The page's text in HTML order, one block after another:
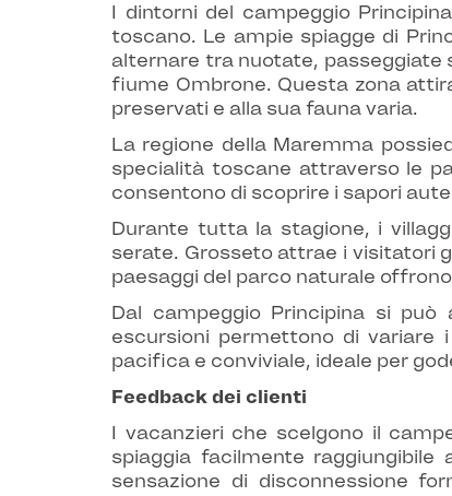
I dintorni del campeggio
toscano. Le ampie spiagge di
alternare tra nuotate, passeggiate
fiume Ombrone. Questa zona
preservati e alla sua fauna varia.
La regione della Maremma
specialità toscane attraverso le
consentono di scoprire i sapori
Durante tutta la stagione, i
serate. Grosseto attrae i visitatori
paesaggi del parco naturale
Dal campeggio Principina si
escursioni permettono di variare
pacifica e conviviale, ideale per
Feedback dei clienti
I vacanzieri che scelgono il
spiaggia facilmente
sensazione di disconnessione